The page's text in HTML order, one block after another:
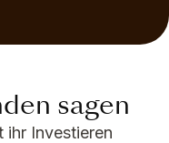
sagen
ihr Investieren